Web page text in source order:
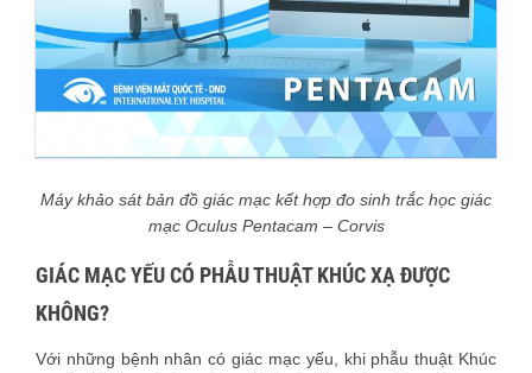
Máy khảo sát bản đồ giác mạc kết hợp đo sinh trắc học giác
mạc Oculus Pentacam – Corvis
GIÁC MẠC YẾU CÓ PHẪU THUẬT KHÚC XẠ ĐƯỢC
KHÔNG?
Với những bệnh nhân có giác mạc yếu, khi phẫu thuật Khúc